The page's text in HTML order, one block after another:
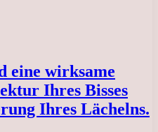
eine wirksame
Ihres Bisses
Ihres Lächelns.